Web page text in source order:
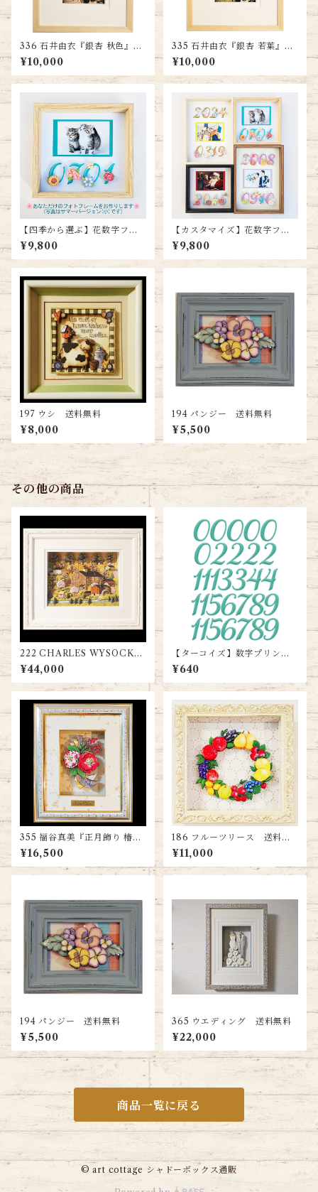
336 石井由衣『銀杏 秋色』
送料無料
¥10,000
335 石井由衣『銀杏 若葉』
送料無料
¥10,000
【四季から選ぶ】花数字フォ
トフレーム（スモールサイ
ズ）
¥9,800
【カスタマイズ】花数字フォ
トフレーム（スモールサイ
ズ）
¥9,800
197 ウシ 送料無料
¥8,000
194 パンジー 送料無料
¥5,500
その他の商品
222 CHARLES WYSOCKI
『春』 送料無料
¥44,000
【ターコイズ】数字プリント
＜A4サイズ＞ 送料込み
¥640
355 福谷真美『正月飾り 椿』
送料無料
¥16,500
186 フルーツリース 送料無
料
¥11,000
194 パンジー 送料無料
¥5,500
365 ウエディング 送料無料
¥22,000
商品一覧に戻る
© art cottage シャドーボックス通販